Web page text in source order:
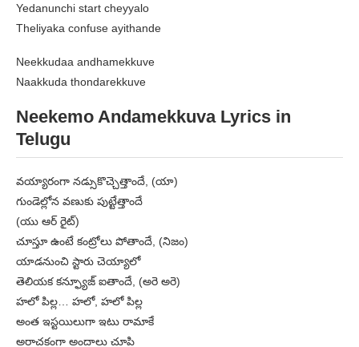
Yedanunchi start cheyyalo
Theliyaka confuse ayithande
Neekkudaa andhamekkuve
Naakkuda thondarekkuve
Neekemo Andamekkuva Lyrics in
Telugu
వయ్యారంగా నడ్సుకొచ్చెత్తాందే, (యా)
గుండెల్లోన వణుకు పుట్టేత్తాందే
(యు ఆర్ రైట్)
చూస్తూ ఉంటే కంట్రోలు పోతాందే, (నిజం)
యాడనుంచి స్టారు చెయ్యాలో
తెలియక కన్ఫ్యూజ్ ఐతాందే, (అరె అరె)
హలో పిల్ల… హలో, హలో పిల్ల
అంత ఇస్టయిలుగా ఇటు రామాకే
అరాచకంగా అందాలు చూపి